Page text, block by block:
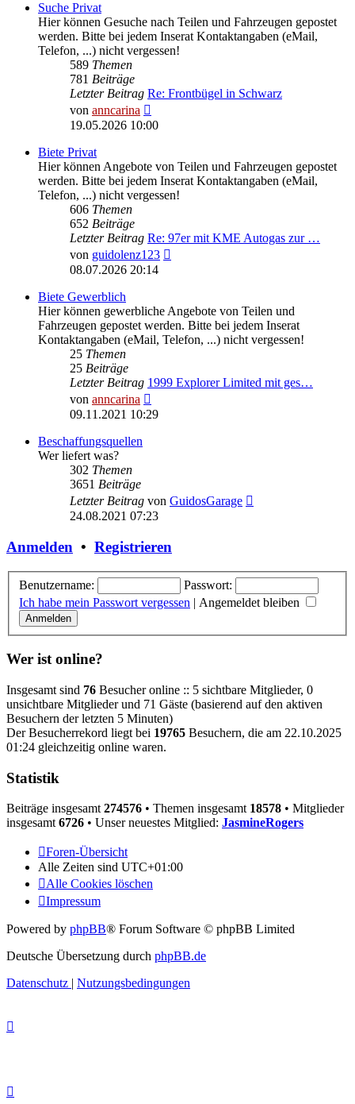
Suche Privat
Hier können Gesuche nach Teilen und Fahrzeugen gepostet
werden. Bitte bei jedem Inserat Kontaktangaben (eMail,
Telefon, ...) nicht vergessen!
589 Themen
781 Beiträge
Letzter Beitrag Re: Frontbügel in Schwarz
von anncarina
Beitrag
19.05.2026 10:00
Biete Privat
Hier können Angebote von Teilen und Fahrzeugen gepostet
werden. Bitte bei jedem Inserat Kontaktangaben (eMail,
Telefon, ...) nicht vergessen!
606 Themen
652 Beiträge
Letzter Beitrag Re: 97er mit KME Autogas zur …
von guidolenz123
08.07.2026 20:14
Biete Gewerblich
Hier können gewerbliche Angebote von Teilen und
Fahrzeugen gepostet werden. Bitte bei jedem Inserat
Kontaktangaben (eMail, Telefon, ...) nicht vergessen!
25 Themen
25 Beiträge
Letzter Beitrag 1999 Explorer Limited mit ges…
von anncarina
Beitrag
09.11.2021 10:29
Beschaffungsquellen
Wer liefert was?
302 Themen
3651 Beiträge
Letzter Beitrag von GuidosGarage
24.08.2021 07:23
Anmelden • Registrieren
Benutzername:
Passwort:
Ich habe mein Passwort vergessen | Angemeldet bleiben
Wer ist online?
Insgesamt sind 76 Besucher online :: 5 sichtbare Mitglieder, 0
unsichtbare Mitglieder und 71 Gäste (basierend auf den aktiven
Besuchern der letzten 5 Minuten)
Der Besucherrekord liegt bei 19765 Besuchern, die am 22.10.2025
01:24 gleichzeitig online waren.
Statistik
Beiträge insgesamt 274576 • Themen insgesamt 18578 • Mitglieder
insgesamt 6726 • Unser neuestes Mitglied: JasmineRogers
Foren-Übersicht
Alle Zeiten sind UTC+01:00
Alle Cookies löschen
Impressum
Powered by phpBB® Forum Software © phpBB Limited
Deutsche Übersetzung durch phpBB.de
Datenschutz | Nutzungsbedingungen